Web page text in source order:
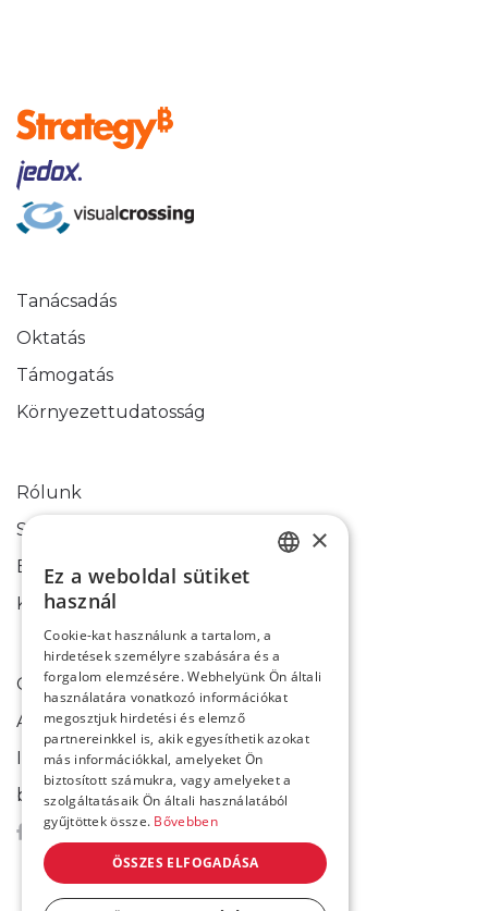
Tanácsadás
Oktatás
Támogatás
Környezettudatosság
Rólunk
Sikertörténetek
Blog
Kapcsolati űrlap
Cookie-k használata
Adatkezelési tájékoztató
Impresszum
bixpert@bixpert.hu
×
Ez a weboldal sütiket
használ
Cookie-kat használunk a tartalom, a
hirdetések személyre szabására és a
forgalom elemzésére. Webhelyünk Ön általi
használatára vonatkozó információkat
megosztjuk hirdetési és elemző
partnereinkkel is, akik egyesíthetik azokat
más információkkal, amelyeket Ön
biztosított számukra, vagy amelyeket a
szolgáltatásaik Ön általi használatából
gyűjtöttek össze. Bővebben
ÖSSZES ELFOGADÁSA